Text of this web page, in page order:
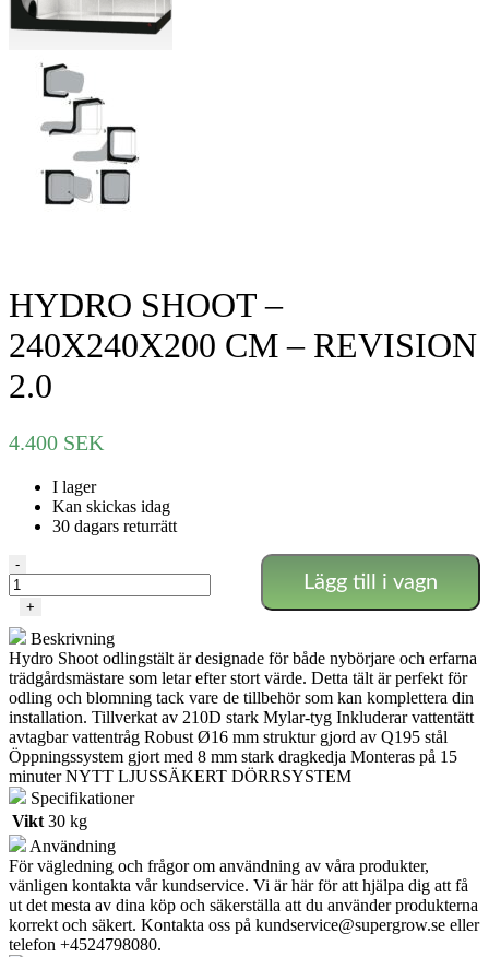
HYDRO SHOOT –
240X240X200 CM – REVISION
2.0
4.400 SEK
I lager
Kan skickas idag
30 dagars returrätt
HYDRO
SHOOT
-
CM
-
REVISION
2.0
mängd
-
+
Lägg till i vagn
Beskrivning
Hydro Shoot odlingstält är designade för både nybörjare och erfarna
trädgårdsmästare som letar efter stort värde. Detta tält är perfekt för
odling och blomning tack vare de tillbehör som kan komplettera din
installation. Tillverkat av 210D stark Mylar-tyg Inkluderar vattentätt
avtagbar vattentråg Robust Ø16 mm struktur gjord av Q195 stål
Öppningssystem gjort med 8 mm stark dragkedja Monteras på 15
minuter NYTT LJUSSÄKERT DÖRRSYSTEM
Specifikationer
Vikt 30 kg
Användning
För vägledning och frågor om användning av våra produkter,
vänligen kontakta vår kundservice. Vi är här för att hjälpa dig att få
ut det mesta av dina köp och säkerställa att du använder produkterna
korrekt och säkert. Kontakta oss på kundservice@supergrow.se eller
telefon +4524798080.